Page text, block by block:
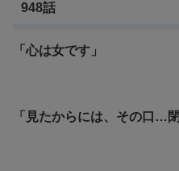
948話
「心は女です」
「見たからには、その口…